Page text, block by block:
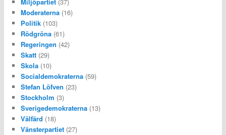
Miljöpartiet(37)
Moderaterna(16)
Politik(103)
Rödgröna(61)
Regeringen (42)
Skatt(29)
Skola(10)
Socialdemokraterna(59)
Stefan Löfven (23)
Stockholm (3)
Sverigedemokraterna(13)
Välfärd (18)
Vänsterpartiet(27)